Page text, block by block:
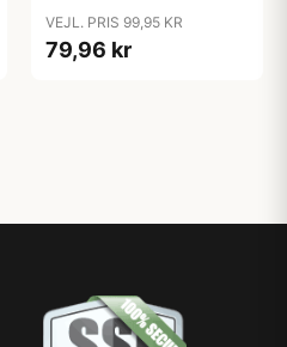
VEJL. PRIS 99,95 KR
79,96 kr